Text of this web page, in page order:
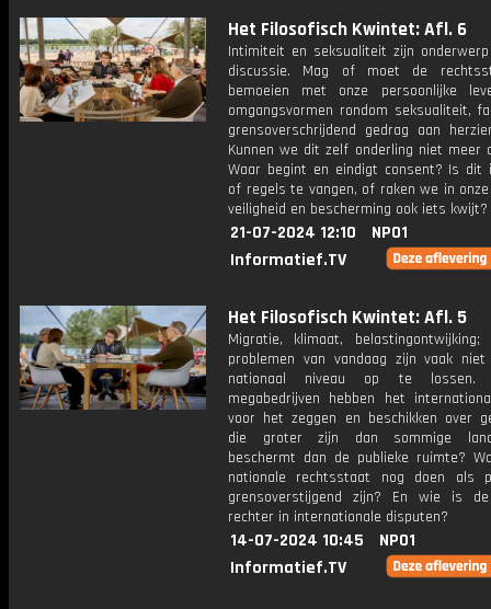
Het Filosofisch Kwintet: Afl. 6
Intimiteit en seksualiteit zijn
discussie. Mag of moet de
bemoeien met onze persoonlijke
omgangsvormen rondom seksualiteit,
grensoverschrijdend gedrag aan
Kunnen we dit zelf onderling niet meer
Waar begint en eindigt consent? Is dit
of regels te vangen, of raken we in
veiligheid en bescherming ook iets kwijt?
21-07-2024 12:10
NPO1
Informatief.TV
Het Filosofisch Kwintet: Afl. 5
Migratie, klimaat,
problemen van vandaag zijn vaak
nationaal niveau op te lossen.
megabedrijven hebben het
voor het zeggen en beschikken over
die groter zijn dan sommige
beschermt dan de publieke ruimte?
nationale rechtsstaat nog doen als
grensoverstijgend zijn? En wie is
rechter in internationale disputen?
14-07-2024 10:45
NPO1
Informatief.TV